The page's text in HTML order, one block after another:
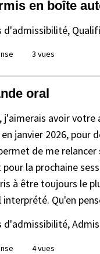
en boîte
d'admissibilité,
3 vues
oral
j'aimerais avoir votre
en janvier 2026, pour
de me
la prochaine
à être toujours le
Qu'en
d'admissibilité,
4 vues